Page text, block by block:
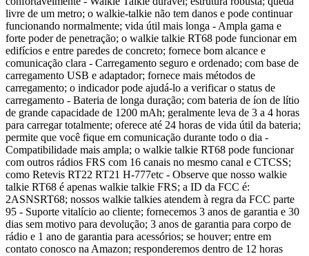
livre de um metro; o walkie-talkie não tem danos e pode continuar
funcionando normalmente; vida útil mais longa - Ampla gama e
forte poder de penetração; o walkie talkie RT68 pode funcionar em
edifícios e entre paredes de concreto; fornece bom alcance e
comunicação clara - Carregamento seguro e ordenado; com base de
carregamento USB e adaptador; fornece mais métodos de
carregamento; o indicador pode ajudá-lo a verificar o status de
carregamento - Bateria de longa duração; com bateria de íon de lítio
de grande capacidade de 1200 mAh; geralmente leva de 3 a 4 horas
para carregar totalmente; oferece até 24 horas de vida útil da bateria;
permite que você fique em comunicação durante todo o dia -
Compatibilidade mais ampla; o walkie talkie RT68 pode funcionar
com outros rádios FRS com 16 canais no mesmo canal e CTCSS;
como Retevis RT22 RT21 H-777etc - Observe que nosso walkie
talkie RT68 é apenas walkie talkie FRS; a ID da FCC é:
2ASNSRT68; nossos walkie talkies atendem à regra da FCC parte
95 - Suporte vitalício ao cliente; fornecemos 3 anos de garantia e 30
dias sem motivo para devolução; 3 anos de garantia para corpo de
rádio e 1 ano de garantia para acessórios; se houver; entre em
contato conosco na Amazon; responderemos dentro de 12 horas